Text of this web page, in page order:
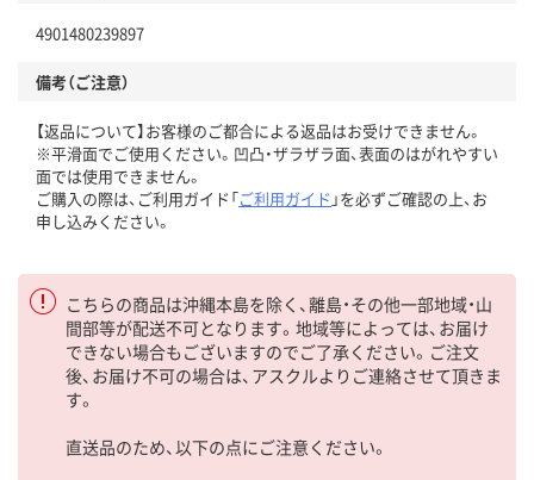
4901480239897
備考（ご注意）
【返品について】お客様のご都合による返品はお受けできません。
※平滑面でご使用ください。凹凸・ザラザラ面、表面のはがれやすい
面では使用できません。
ご購入の際は、ご利用ガイド「ご利用ガイド 」を必ずご確認の上、お
申し込みください。
こちらの商品は沖縄本島を除く、離島・その他一部地域・山
間部等が配送不可となります。地域等によっては、お届け
できない場合もございますのでご了承ください。ご注文
後、お届け不可の場合は、アスクルよりご連絡させて頂きま
す。
直送品のため、以下の点にご注意ください。